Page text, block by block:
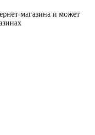
магазина и может